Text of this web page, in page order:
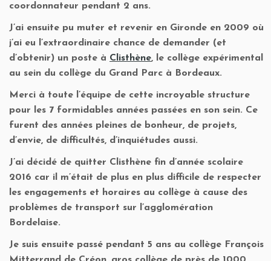
coordonnateur pendant 2 ans.
J’ai ensuite pu muter et revenir en Gironde en 2009 où
j’ai eu l’extraordinaire chance de demander (et
d’obtenir) un poste à Clisthène, le collège expérimental
au sein du collège du Grand Parc à Bordeaux.
Merci à toute l’équipe de cette incroyable structure
pour les 7 formidables années passées en son sein. Ce
furent des années pleines de bonheur, de projets,
d’envie, de difficultés, d’inquiétudes aussi.
J’ai décidé de quitter Clisthène fin d’année scolaire
2016 car il m’était de plus en plus difficile de respecter
les engagements et horaires au collège à cause des
problèmes de transport sur l’agglomération
Bordelaise.
Je suis ensuite passé pendant 5 ans au collège François